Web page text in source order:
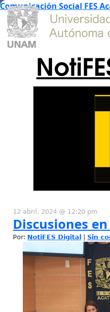
Comunicación Social FES
12 abril, 2024 @ 12:20 pm
Discusiones
Por: NotiFES Digital Sin